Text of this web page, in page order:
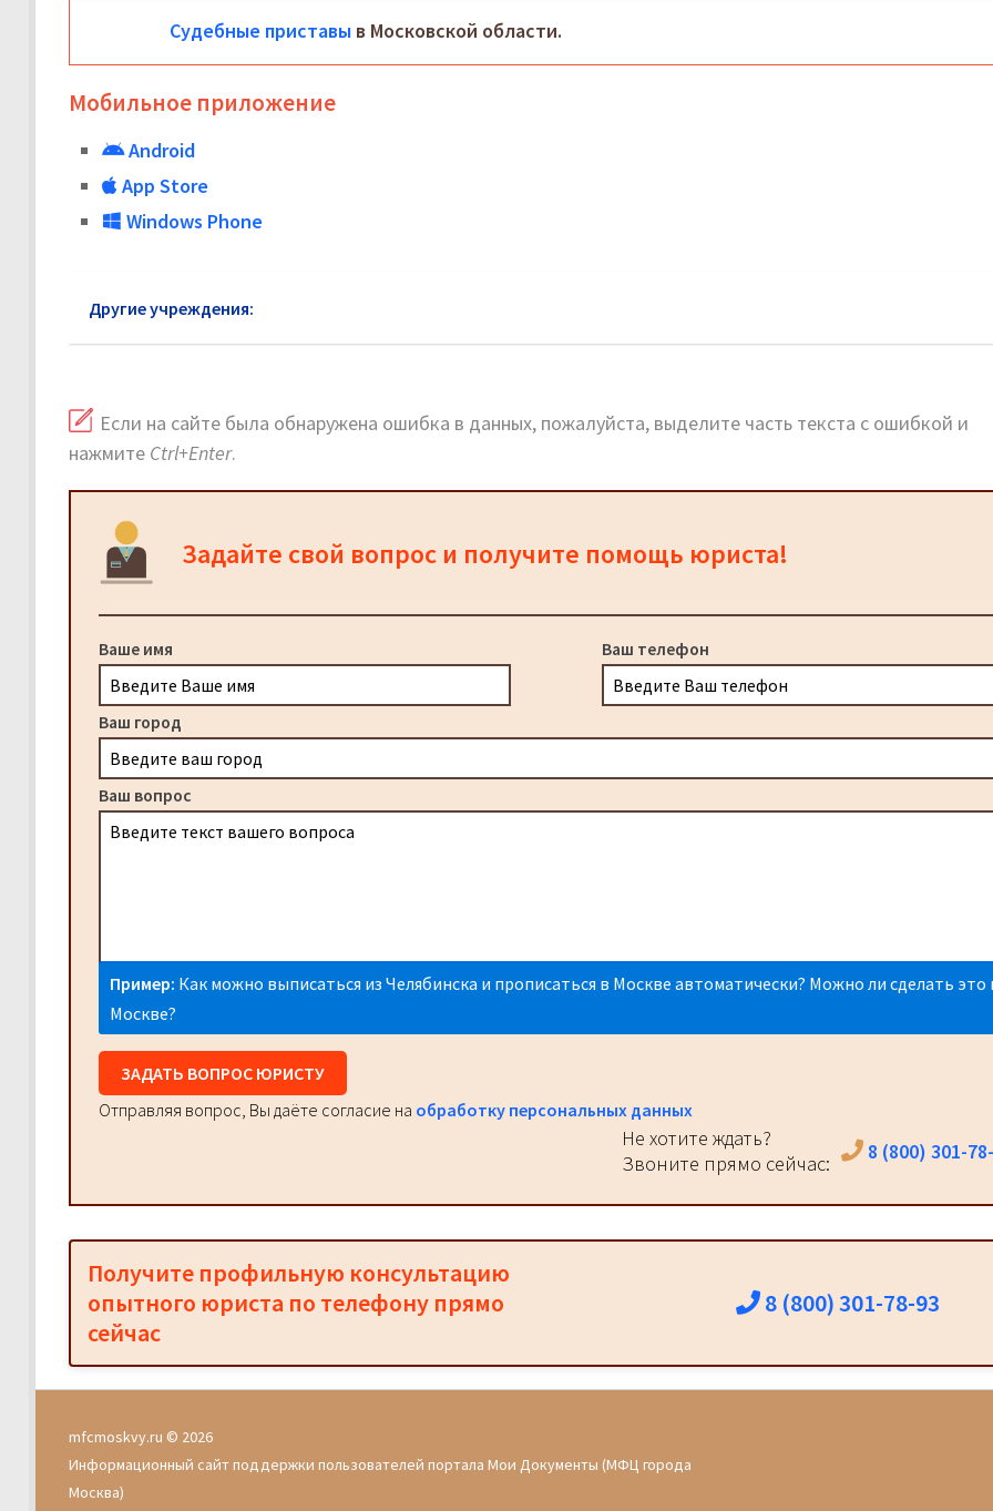
Судебные приставы в Московской области.
Мобильное приложение
Android
App Store
Windows Phone
Другие учреждения:
Если на сайте была обнаружена ошибка в данных, пожалуйста, выделите часть текста с ошибкой и
нажмите Ctrl+Enter.
Задайте свой вопрос и получите помощь юриста!
Ваше имя Ваш телефон
Ваш город
Ваш вопрос
Пример: Как можно выписаться из Челябинска и прописаться в Москве автоматически? Можно ли сделать это
Москве?
ЗАДАТЬ ВОПРОС ЮРИСТУ
Отправляя вопрос, Вы даёте согласие на обработку персональных данных
Не хотите ждать?
Звоните прямо сейчас:
8 (800) 301-
Получите профильную консультацию
опытного юриста по телефону прямо
сейчас
8 (800) 301-78-93
mfcmoskvy.ru © 2026
Информационный сайт поддержки пользователей портала Мои Документы (МФЦ города
Москва)